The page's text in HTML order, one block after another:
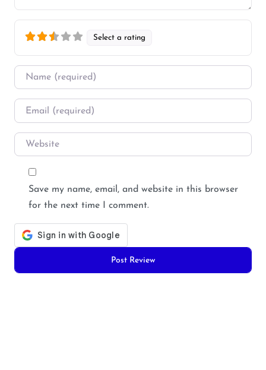
Select a rating
Name
Email
Website
Save my name, email, and website in this browser
for the next time I comment.